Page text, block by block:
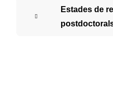
Estades de